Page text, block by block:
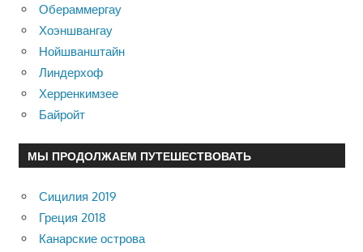
Обераммергау
Хоэншвангау
Нойшванштайн
Линдерхоф
Херренкимзее
Байройт
МЫ ПРОДОЛЖАЕМ ПУТЕШЕСТВОВАТЬ
Сицилия 2019
Греция 2018
Канарские острова